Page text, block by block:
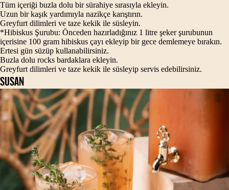
Tüm içeriği buzla dolu bir sürahiye sırasıyla ekleyin.
Uzun bir kaşık yardımıyla nazikçe karıştırın.
Greyfurt dilimleri ve taze kekik ile süsleyin.
*Hibiskus Şurubu: Önceden hazırladığınız 1 litre şeker şurubunun
içerisine 100 gram hibiskus çayı ekleyip bir gece demlemeye bırakın.
Ertesi gün süzüp kullanabilirsiniz.
Buzla dolu rocks bardaklara ekleyin.
Greyfurt dilimleri ve taze kekik ile süsleyip servis edebilirsiniz.
SUSAN